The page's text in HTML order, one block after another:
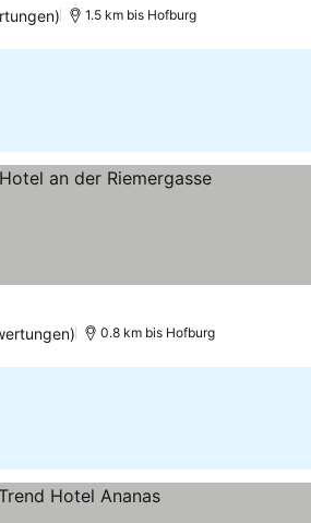
1.5 km bis Hofburg
0.8 km bis Hofburg